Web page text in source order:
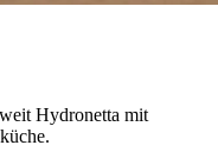
Hydronetta mit